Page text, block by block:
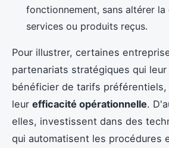
fonctionnement, sans altérer la
services ou produits reçus.
Pour illustrer, certaines
partenariats stratégiques qui
bénéficier de tarifs préférentiels,
leur efficacité opérationnelle.
elles, investissent dans des
qui automatisent les procédures